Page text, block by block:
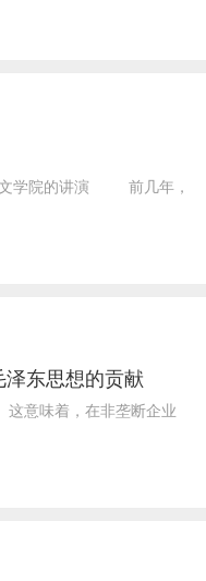
文学院的讲演 前几年，
泽东思想的贡献
这意味着，在非垄断企业